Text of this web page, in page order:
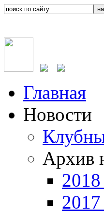
Главная
Новости
Архив
2018
2017